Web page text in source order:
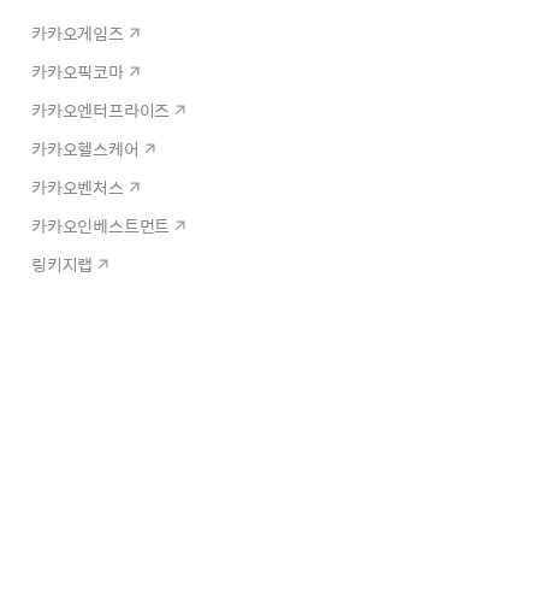
카카오게임즈
카카오픽코마
카카오엔터프라이즈
카카오헬스케어
카카오벤처스
카카오인베스트먼트
링키지랩